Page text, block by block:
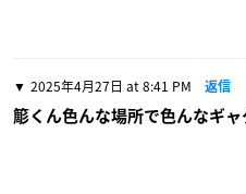
2025年4月27日 at 8:41 PM 返信
簓くん色んな場所で色んなギャ